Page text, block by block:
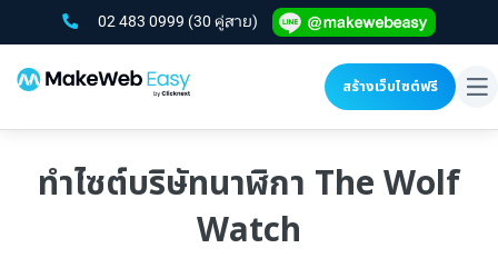
02 483 0999 (30 คู่สาย)
สร้างเว็บไซต์ฟรี
ทำไซต์บริษัทนาฬิกา The Wolf
Watch